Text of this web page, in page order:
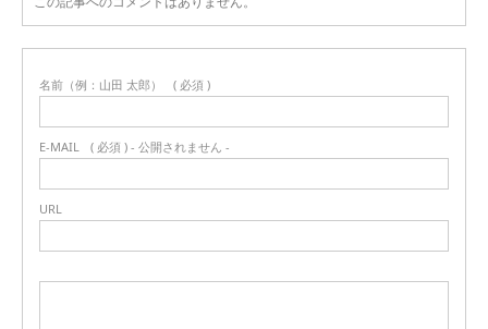
名前（例：山田 太郎） ( 必須 )
E-MAIL ( 必須 ) - 公開されません -
URL